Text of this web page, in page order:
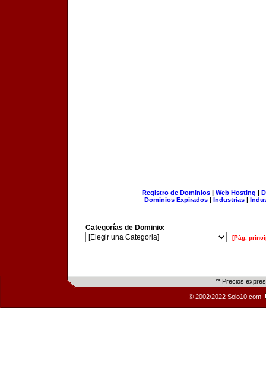
Registro de Dominios| Web Hosting |
Dominios Expirados | Industrias |
Categorías de Dominio:
[Pág.
** Precios
© 2002/2022 Solo10.com